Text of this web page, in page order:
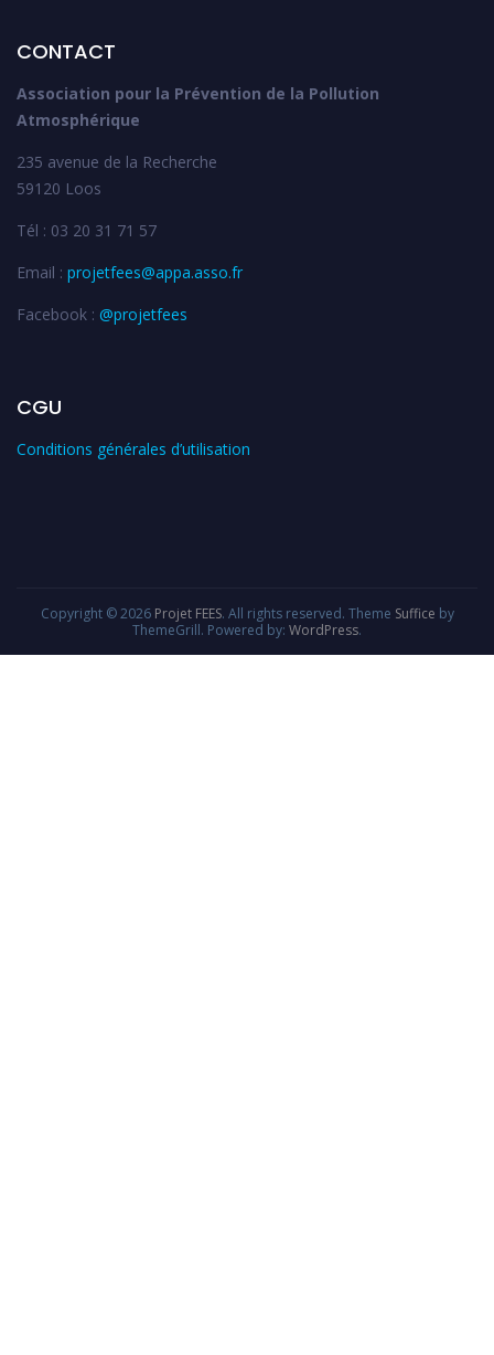
CONTACT
Association pour la Prévention de la Pollution
Atmosphérique
235 avenue de la Recherche
59120 Loos
Tél : 03 20 31 71 57
Email : projetfees@appa.asso.fr
Facebook : @projetfees
CGU
Conditions générales d’utilisation
Copyright © 2026 Projet FEES. All rights reserved. Theme Suffice by
ThemeGrill. Powered by: WordPress.